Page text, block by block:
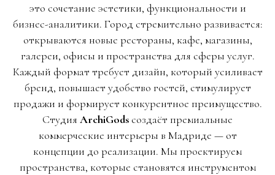
это сочетание эстетики, функциональности и
бизнес-аналитики. Город стремительно развивается:
открываются новые рестораны, кафе, магазины,
галереи, офисы и пространства для сферы услуг.
Каждый формат требует дизайн, который усиливает
бренд, повышает удобство гостей, стимулирует
продажи и формирует конкурентное преимущество.
Студия ArchiGods создаёт премиальные
коммерческие интерьеры в Мадриде — от
концепции до реализации. Мы проектируем
пространства, которые становятся инструментом